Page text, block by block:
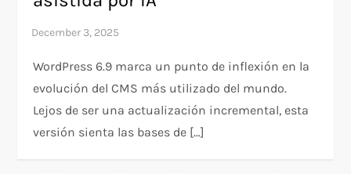
WordPress 6.9 marca un punto de inflexión en la
evolución del CMS más utilizado del mundo.
Lejos de ser una actualización incremental, esta
versión sienta las bases de […]